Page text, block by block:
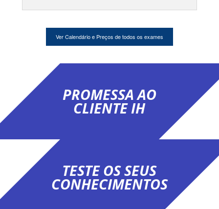
Ver Calendário e Preços de todos os exames
PROMESSA AO
CLIENTE IH
TESTE OS SEUS
CONHECIMENTOS